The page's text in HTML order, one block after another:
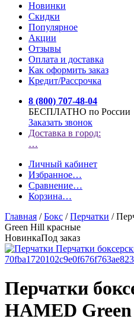
Новинки
Скидки
Популярное
Акции
Отзывы
Оплата и доставка
Как оформить заказ
Кредит/Рассрочка
8 (800) 707-48-04
БЕСПЛАТНО по России
Заказать звонок
Доставка в город:
…
Личный кабинет
Избранное…
Сравнение…
Корзина…
Главная /Бокс /Перчатки /
Green Hill красные
НовинкаПод заказ
Перчатки
HAMED